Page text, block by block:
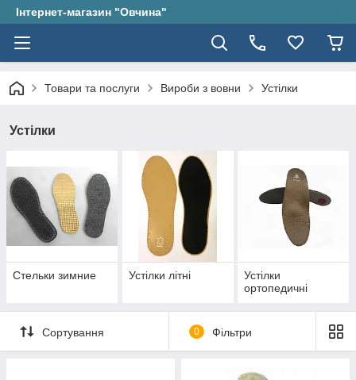
Інтернет-магазин "Овчина"
Товари та послуги Вироби з вовни Устілки
Устілки
Стельки зимние Устілки літні
Устілки
ортопедичні
Сортування 0 Фільтри